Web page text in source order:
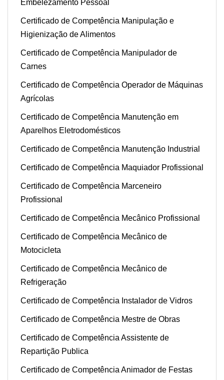
Embelezamento Pessoal
Certificado de Competência Manipulação e
Higienização de Alimentos
Certificado de Competência Manipulador de
Carnes
Certificado de Competência Operador de Máquinas
Agrícolas
Certificado de Competência Manutenção em
Aparelhos Eletrodomésticos
Certificado de Competência Manutenção Industrial
Certificado de Competência Maquiador Profissional
Certificado de Competência Marceneiro
Profissional
Certificado de Competência Mecânico Profissional
Certificado de Competência Mecânico de
Motocicleta
Certificado de Competência Mecânico de
Refrigeração
Certificado de Competência Instalador de Vidros
Certificado de Competência Mestre de Obras
Certificado de Competência Assistente de
Repartição Publica
Certificado de Competência Animador de Festas